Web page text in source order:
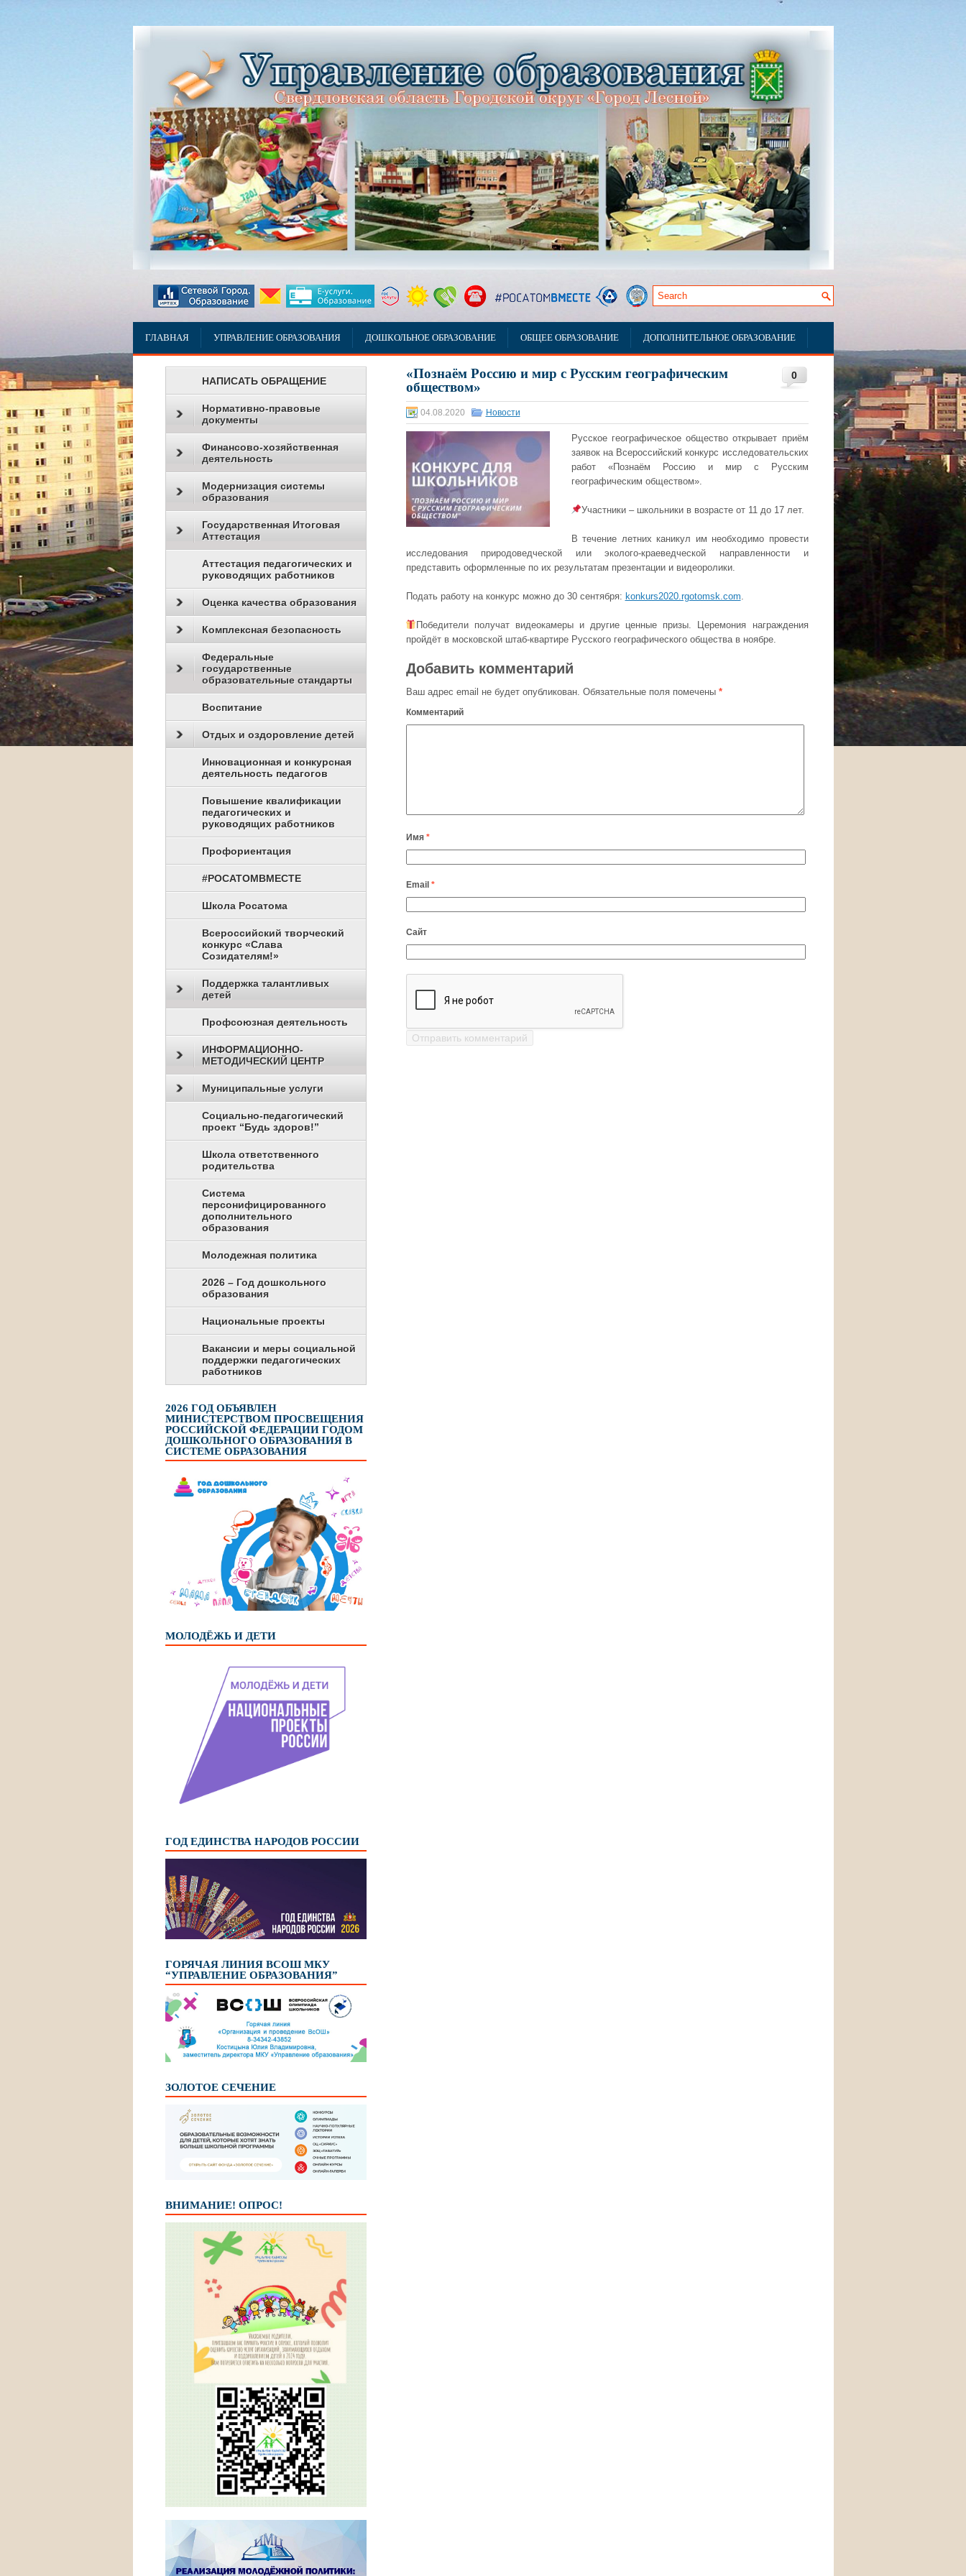
ГЛАВНАЯ УПРАВЛЕНИЕ ОБРАЗОВАНИЯ ДОШКОЛЬНОЕ ОБРАЗОВАНИЕ ОБЩЕЕ ОБРАЗОВАНИЕ ДОПОЛНИТЕЛЬНОЕ ОБРАЗОВАНИЕ
0
«Познаём Россию и мир с Русским географическим
обществом»
04.08.2020 Новости
Русское географическое общество открывает приём
заявок на Всероссийский конкурс исследовательских
работ «Познаём Россию и мир с Русским
географическим обществом».
Участники – школьники в возрасте от 11 до 17 лет.
В течение летних каникул им необходимо провести
исследования природоведческой или эколого-краеведческой направленности и
представить оформленные по их результатам презентации и видеоролики.
Подать работу на конкурс можно до 30 сентября: konkurs2020.rgotomsk.com.
Победители получат видеокамеры и другие ценные призы. Церемония награждения
пройдёт в московской штаб-квартире Русского географического общества в ноябре.
Добавить комментарий
Ваш адрес email не будет опубликован. Обязательные поля помечены *
Комментарий
Имя *
Email *
Сайт
НАПИСАТЬ ОБРАЩЕНИЕ
Нормативно-правовые
документы
Финансово-хозяйственная
деятельность
Модернизация системы
образования
Государственная Итоговая
Аттестация
Аттестация педагогических и
руководящих работников
Оценка качества образования
Комплексная безопасность
Федеральные
государственные
образовательные стандарты
Воспитание
Отдых и оздоровление детей
Инновационная и конкурсная
деятельность педагогов
Повышение квалификации
педагогических и
руководящих работников
Профориентация
#РОСАТОМВМЕСТЕ
Школа Росатома
Всероссийский творческий
конкурс «Слава
Созидателям!»
Поддержка талантливых
детей
Профсоюзная деятельность
ИНФОРМАЦИОННО-
МЕТОДИЧЕСКИЙ ЦЕНТР
Муниципальные услуги
Социально-педагогический
проект “Будь здоров!”
Школа ответственного
родительства
Система
персонифицированного
дополнительного
образования
Молодежная политика
2026 – Год дошкольного
образования
Национальные проекты
Вакансии и меры социальной
поддержки педагогических
работников
2026 ГОД ОБЪЯВЛЕН
МИНИСТЕРСТВОМ ПРОСВЕЩЕНИЯ
РОССИЙСКОЙ ФЕДЕРАЦИИ ГОДОМ
ДОШКОЛЬНОГО ОБРАЗОВАНИЯ В
СИСТЕМЕ ОБРАЗОВАНИЯ
МОЛОДЁЖЬ И ДЕТИ
ГОД ЕДИНСТВА НАРОДОВ РОССИИ
ГОРЯЧАЯ ЛИНИЯ ВСОШ МКУ
“УПРАВЛЕНИЕ ОБРАЗОВАНИЯ”
ЗОЛОТОЕ СЕЧЕНИЕ
ВНИМАНИЕ! ОПРОС!